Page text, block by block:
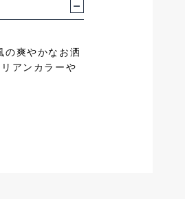
の爽やかなお洒
アンカラーや